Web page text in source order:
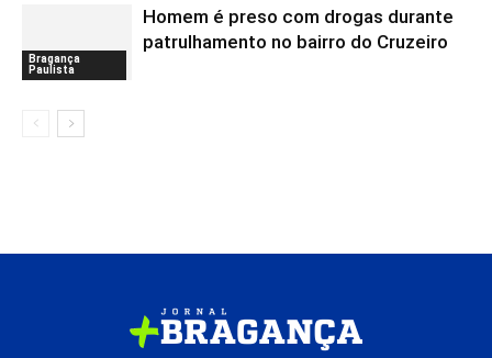
Bragança
Paulista
Homem é preso com drogas durante
patrulhamento no bairro do Cruzeiro